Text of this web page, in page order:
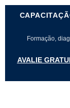
Formação,
AVALIE